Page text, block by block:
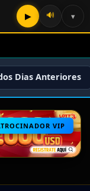
Sesión
📝
Dias Anteriores
VIP
▶ 🔊 ▾